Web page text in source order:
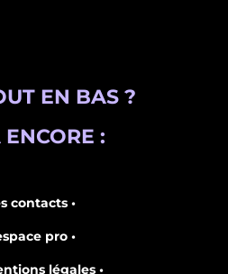
EN BAS ?
:
contacts •
pro •
légales •